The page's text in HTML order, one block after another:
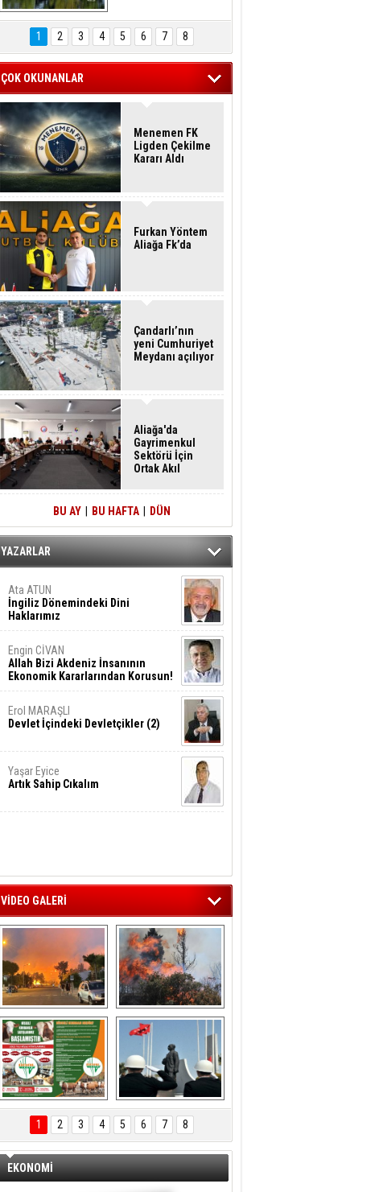
Hasan Eser'in
Objektifinden
1 2 3 4 5 6 7 8
ÇOK OKUNANLAR
Menemen FK
Ligden Çekilme
Kararı Aldı
Furkan Yöntem
Aliağa Fk’da
Çandarlı’nın
yeni Cumhuriyet
Meydanı açılıyor
Aliağa'da
Gayrimenkul
Sektörü İçin
Ortak Akıl
BU AY BU HAFTA DÜN
YAZARLAR
Ata ATUN
İngiliz Dönemindeki Dini
Haklarımız
Engin CİVAN
Allah Bizi Akdeniz İnsanının
Ekonomik Kararlarından Korusun!
Erol MARAŞLI
Devlet İçindeki Devletçikler (2)
Yaşar Eyice
Artık Sahip Cıkalım
VİDEO GALERİ
Aliağa ‘da  otluk
alanda çıkan
yangın evlere
sıçramadan
söndürüldü
Aliağa'nın Ciğerleri
ÖNAL TARIM
TANITIM FİLMİ
Aliağa'da Polis
Haftası Kutlandı
1 2 3 4 5 6 7 8
EKONOMİ